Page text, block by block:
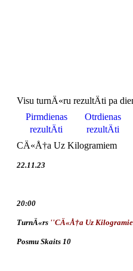
Visu turnÄ«ru rezultÄti pa
Pirmdienas
rezultÄti
Otrdienas
rezultÄti
CÄ«Å†a Uz Kilogramiem
22.11.23
20:00
TurnÄ«rs ''CÄ«Å†a Uz
Posmu Skaits 10